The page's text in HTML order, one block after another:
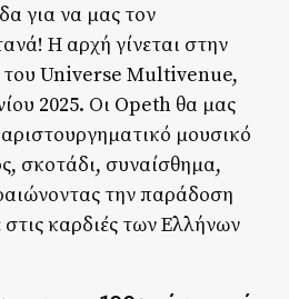
για να μας τον
Η αρχή γίνεται στην
του Universe Multivenue,
2025. Οι Opeth θα μας
μουσικό
σκοτάδι, συναίσθημα,
την παράδοση
καρδιές των Ελλήνων